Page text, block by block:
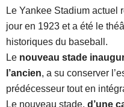
Le Yankee Stadium actuel
jour en 1923 et a été le
historiques du baseball.
Le nouveau stade
l’ancien, a su conserver
prédécesseur tout en
Le nouveau stade, d’une